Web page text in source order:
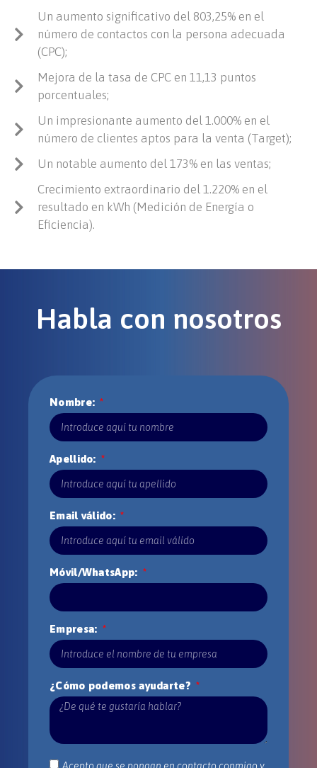
Un aumento significativo del 803,25% en el
número de contactos con la persona adecuada
(CPC);
Mejora de la tasa de CPC en 11,13 puntos
porcentuales;
Un impresionante aumento del 1.000% en el
número de clientes aptos para la venta (Target);
Un notable aumento del 173% en las ventas;
Crecimiento extraordinario del 1.220% en el
resultado en kWh (Medición de Energía o
Eficiencia).
Habla con nosotros
Nombre:
Apellido:
Email válido:
Móvil/WhatsApp:
Empresa:
¿Cómo podemos ayudarte?